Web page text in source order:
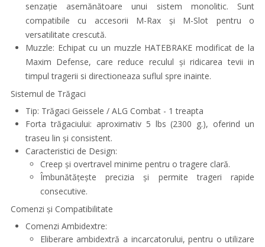
senzație asemănătoare unui sistem monolitic. Sunt
compatibile cu accesorii M-Rax și M-Slot pentru o
versatilitate crescută.
Muzzle: Echipat cu un muzzle HATEBRAKE modificat de la
Maxim Defense, care reduce reculul și ridicarea tevii in
timpul tragerii si directioneaza suflul spre inainte.
Sistemul de Trăgaci
Tip: Trăgaci Geissele / ALG Combat - 1 treapta
Forta trăgaciului: aproximativ 5 lbs (2300 g.), oferind un
traseu lin și consistent.
Caracteristici de Design:
Creep și overtravel minime pentru o tragere clară.
Îmbunătățește precizia și permite trageri rapide
consecutive.
Comenzi și Compatibilitate
Comenzi Ambidextre:
Eliberare ambidextră a incarcatorului, pentru o utilizare